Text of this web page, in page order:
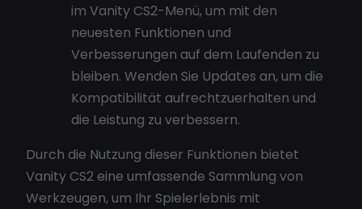
im Vanity CS2-Menü, um mit den
neuesten Funktionen und
Verbesserungen auf dem Laufenden zu
bleiben. Wenden Sie Updates an, um die
Kompatibilität aufrechtzuerhalten und
die Leistung zu verbessern.
Durch die Nutzung dieser Funktionen bietet
Vanity CS2 eine umfassende Sammlung von
Werkzeugen, um Ihr Spielerlebnis mit